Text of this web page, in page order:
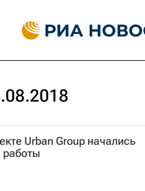
Urban Group начались
работы